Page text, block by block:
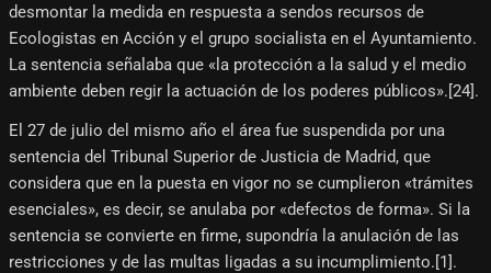
desmontar la medida en respuesta a sendos recursos de
Ecologistas en Acción y el grupo socialista en el Ayuntamiento.
La sentencia señalaba que «la protección a la salud y el medio
ambiente deben regir la actuación de los poderes públicos».[24]​.
El 27 de julio del mismo año el área fue suspendida por una
sentencia del Tribunal Superior de Justicia de Madrid, que
considera que en la puesta en vigor no se cumplieron «trámites
esenciales», es decir, se anulaba por «defectos de forma». Si la
sentencia se convierte en firme, supondría la anulación de las
restricciones y de las multas ligadas a su incumplimiento.[1]​.